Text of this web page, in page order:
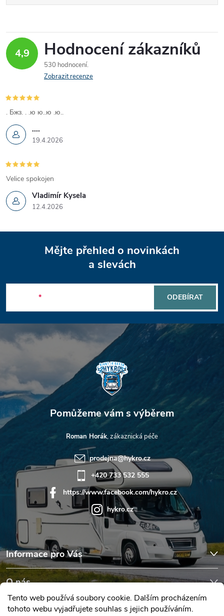
Tento web používá soubory cookie. Dalším procházením
tohoto webu vyjadřujete souhlas s jejich používáním.
4,9 Hodnocení zákazníků
530 hodnocení
Zobrazit recenze
....
19.4.2026
. Бжз. . .ю ю..ю .ю..
Vladimír Kysela
12.4.2026
Velice spokojen
p
a
t
í
Mějte přehled o novinkách
a slevách
ODEBÍRAT
Informace pro Vás
O nás
Hodnocení obchodu
Roman Horák
prodejna@hykro.cz
+420 733 532 555
https://www.facebook.com/hykro.cz
hykro.cz